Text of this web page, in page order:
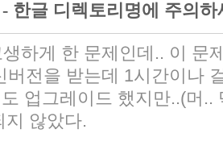
한글 디렉토리명에 주의하
하게 한 문제인데.. 이 문
버전을 받는데 1시간이나
업그레이드 했지만..(머..
지 않았다.